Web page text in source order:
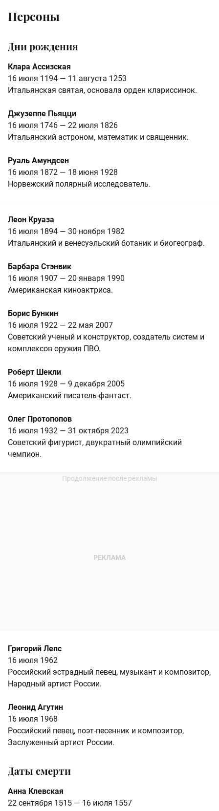
Персоны
Дни рождения
Клара Ассизская
16 июля 1194 — 11 августа 1253
Итальянская святая, основала орден клариссинок.
Джузеппе Пьяцци
16 июля 1746 — 22 июля 1826
Итальянский астроном, математик и священник.
Руаль Амундсен
16 июля 1872 — 18 июня 1928
Норвежский полярный исследователь.
Леон Круаза
16 июля 1894 — 30 ноября 1982
Итальянский и венесуэльский ботаник и биогеограф.
Барбара Стэнвик
16 июля 1907 — 20 января 1990
Американская киноактриса.
Борис Бункин
16 июля 1922 — 22 мая 2007
Советский ученый и конструктор, создатель систем и
комплексов оружия ПВО.
Роберт Шекли
16 июля 1928 — 9 декабря 2005
Американский писатель-фантаст.
Олег Протопопов
16 июля 1932 — 31 октября 2023
Советский фигурист, двукратный олимпийский
чемпион.
Григорий Лепс
16 июля 1962
Российский эстрадный певец, музыкант и композитор,
Народный артист России.
Леонид Агутин
16 июля 1968
Российский певец, поэт-песенник и композитор,
Заслуженный артист России.
Даты смерти
Анна Клевская
22 сентября 1515 — 16 июля 1557